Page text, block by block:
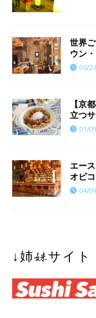
世界
ウン
05/
【京
立つ
01/
エー
オピ
04/
↓姉妹サイト